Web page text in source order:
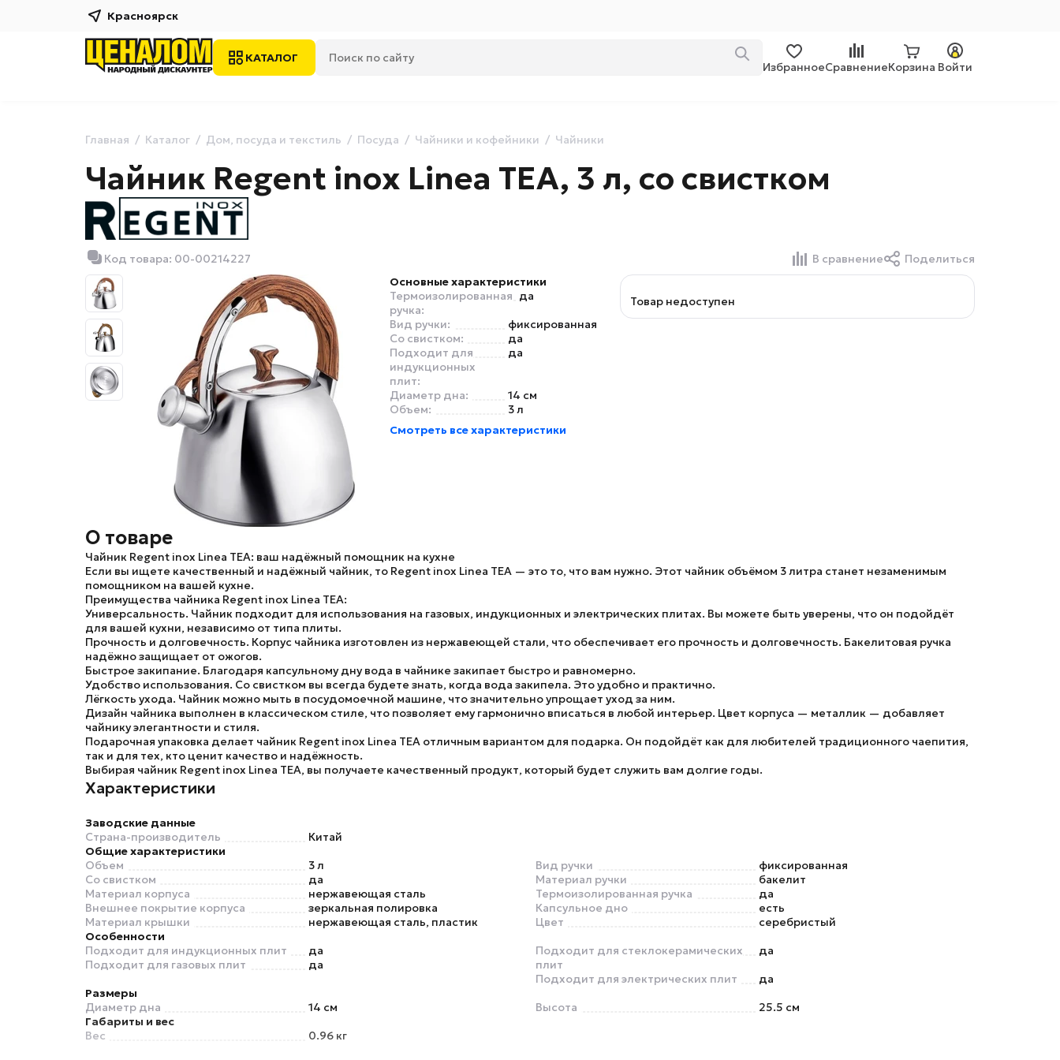
Красноярск
КАТАЛОГ
ИзбранноеСравнениеКорзина Войти
Главная Каталог Дом, посуда и текстиль Посуда Чайники и кофейники Чайники
Чайник Regent inox Linea TEA, 3 л, со свистком
Код товара: 00-00214227 В сравнение
Поделиться
Основные характеристики
Термоизолированная
ручка:
да
Вид ручки:
фиксированная
Со свистком:
да
Подходит для
индукционных
плит:
да
Диаметр дна:
14 см
Объем:
3 л
Смотреть все характеристики
Товар недоступен
О товаре
Чайник Regent inox Linea TEA: ваш надёжный помощник на кухне
Если вы ищете качественный и надёжный чайник, то Regent inox Linea TEA — это то, что вам нужно. Этот чайник объёмом 3 литра станет незаменимым
помощником на вашей кухне.
Преимущества чайника Regent inox Linea TEA:
Универсальность. Чайник подходит для использования на газовых, индукционных и электрических плитах. Вы можете быть уверены, что он подойдёт
для вашей кухни, независимо от типа плиты.
Прочность и долговечность. Корпус чайника изготовлен из нержавеющей стали, что обеспечивает его прочность и долговечность. Бакелитовая ручка
надёжно защищает от ожогов.
Быстрое закипание. Благодаря капсульному дну вода в чайнике закипает быстро и равномерно.
Удобство использования. Со свистком вы всегда будете знать, когда вода закипела. Это удобно и практично.
Лёгкость ухода. Чайник можно мыть в посудомоечной машине, что значительно упрощает уход за ним.
Дизайн чайника выполнен в классическом стиле, что позволяет ему гармонично вписаться в любой интерьер. Цвет корпуса — металлик — добавляет
чайнику элегантности и стиля.
Подарочная упаковка делает чайник Regent inox Linea TEA отличным вариантом для подарка. Он подойдёт как для любителей традиционного чаепития,
так и для тех, кто ценит качество и надёжность.
Выбирая чайник Regent inox Linea TEA, вы получаете качественный продукт, который будет служить вам долгие годы.
Характеристики
Заводские данные
Страна-производитель
Китай
Общие характеристики
Объем
3 л
Со свистком
да
Материал корпуса
нержавеющая сталь
Внешнее покрытие корпуса
зеркальная полировка
Материал крышки
нержавеющая сталь, пластик
Вид ручки
фиксированная
Материал ручки
бакелит
Термоизолированная ручка
да
Капсульное дно
есть
Цвет
серебристый
Особенности
Подходит для индукционных плит
да
Подходит для газовых плит
да
Подходит для стеклокерамических
плит
да
Подходит для электрических плит
да
Размеры
Диаметр дна
14 см Высота
25.5 см
Габариты и вес
Вес
0.96 кг